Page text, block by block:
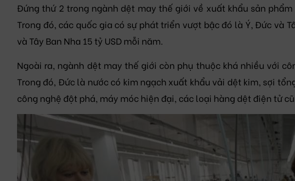
Đứng thứ 2 trong ngành dệt may thế giới về xuất khẩu sản
Trong đó, các quốc gia có sự phát triển vượt bậc đó là Ý, Đức và
và Tây Ban Nha 15 tỷ USD mỗi năm.
Ngoài ra, ngành dệt may thế giới còn phụ thuộc khá nhiều với
Trong đó, Đức là nước có kim ngạch xuất khẩu vải dệt kim, sợi
công nghệ đột phá, máy móc hiện đại, các loại hàng dệt điện tử